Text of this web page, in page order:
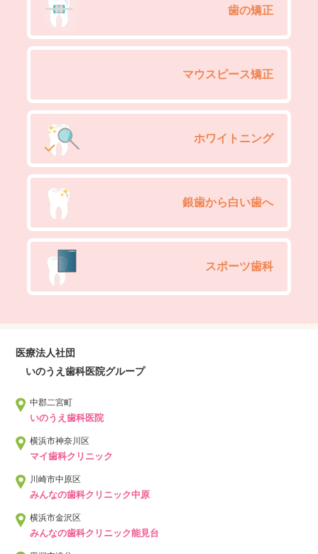
歯の矯正
マウスピース矯正
ホワイトニング
銀歯から白い歯へ
スポーツ歯科
医療法人社団
いのうえ歯科医院グループ
中郡二宮町
いのうえ歯科医院
横浜市神奈川区
マイ歯科クリニック
川崎市中原区
みんなの歯科クリニック中原
横浜市金沢区
みんなの歯科クリニック能見台